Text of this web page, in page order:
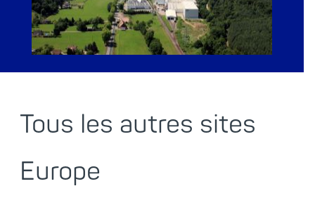
Tous les autres sites
Europe